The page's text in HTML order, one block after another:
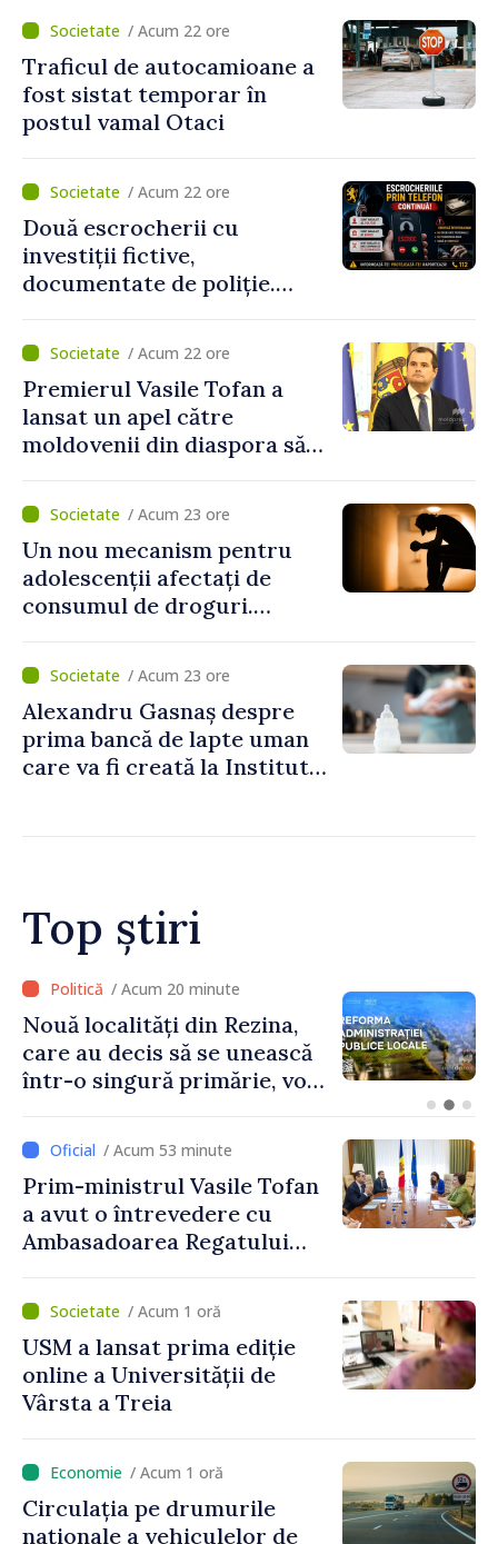
școli, după reorganizarea
instituțiilor/ Acum 22 ore
Traficul de autocamioane a
fost sistat temporar în
postul vamal Otaci
/ Acum 22 ore
Două escrocherii cu
investiții fictive,
documentate de poliție.
milion de lei
/ Acum 22 ore
Premierul Vasile Tofan a
lansat un apel către
moldovenii din diaspora să
proiectelor de dezvoltare
ale Republicii Moldova
/ Acum 23 ore
Un nou mecanism pentru
adolescenții afectați de
consumul de droguri.
pregătește servicii dedicate
/ Acum 23 ore
Alexandru Gasnaș despre
prima bancă de lapte uman
care va fi creată la Institutul
Top știri
/ Acum 24 minute
Republica Moldova și Estonia
își reafirmă angajamentul
pentru consolidarea
/ Acum 53 minute
Prim-ministrul Vasile Tofan
a avut o întrevedere cu
Ambasadoarea Regatului
Irlandei de Nord, Fern
Horine
/ Acum 1 oră
USM a lansat prima ediție
online a Universității de
Vârsta a Treia
/ Acum 1 oră
Circulația pe drumurile
naționale a vehiculelor de